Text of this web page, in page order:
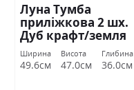
Луна Тумба
приліжкова 2 шх.
Дуб крафт/земля
Міромарк
Ширина
49.6см
Висота
47.0см
Глибина
36.0см